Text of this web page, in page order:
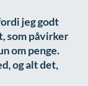
jeg godt
som påvirker
om penge.
og alt det,